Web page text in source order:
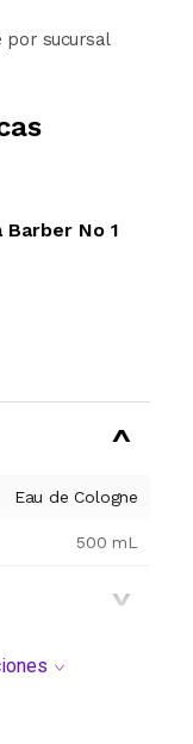
por sucursal
No 1
Eau de Cologne
500 mL